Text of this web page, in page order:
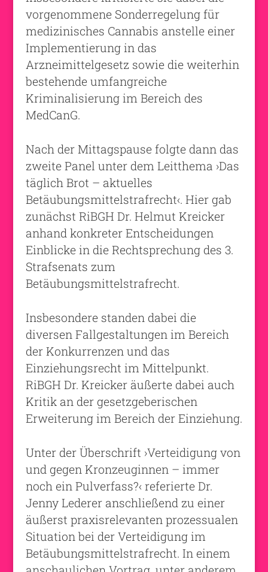
vorgenommene Sonderregelung für
medizinisches Cannabis anstelle einer
Implementierung in das
Arzneimittelgesetz sowie die weiterhin
bestehende umfangreiche
Kriminalisierung im Bereich des
MedCanG.
Nach der Mittagspause folgte dann das
zweite Panel unter dem Leitthema ›Das
täglich Brot – aktuelles
Betäubungsmittelstrafrecht‹. Hier gab
zunächst RiBGH Dr. Helmut Kreicker
anhand konkreter Entscheidungen
Einblicke in die Rechtsprechung des 3.
Strafsenats zum
Betäubungsmittelstrafrecht.
Insbesondere standen dabei die
diversen Fallgestaltungen im Bereich
der Konkurrenzen und das
Einziehungsrecht im Mittelpunkt.
RiBGH Dr. Kreicker äußerte dabei auch
Kritik an der gesetzgeberischen
Erweiterung im Bereich der Einziehung.
Unter der Überschrift ›Verteidigung von
und gegen Kronzeuginnen – immer
noch ein Pulverfass?‹ referierte Dr.
Jenny Lederer anschließend zu einer
äußerst praxisrelevanten prozessualen
Situation bei der Verteidigung im
Betäubungsmittelstrafrecht. In einem